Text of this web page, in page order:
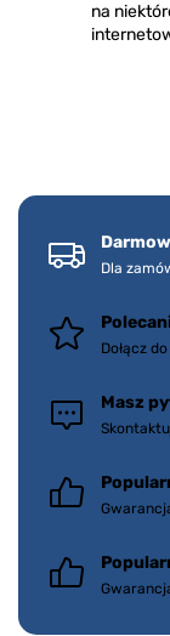
na
Dla
Dołącz
Masz